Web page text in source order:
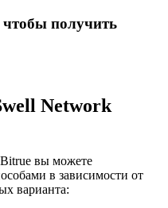
чтобы получить
Network
вы можете
в зависимости от
варианта: